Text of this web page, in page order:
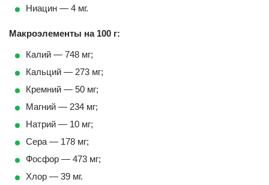
Ниацин — 4 мг.
Макроэлементы на 100 г:
Калий — 748 мг;
Кальций — 273 мг;
Кремний — 50 мг;
Магний — 234 мг;
Натрий — 10 мг;
Сера — 178 мг;
Фосфор — 473 мг;
Хлор — 39 мг.